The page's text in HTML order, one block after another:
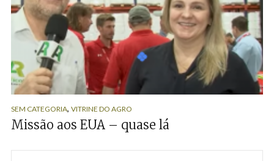
SEM CATEGORIA, VITRINE DO AGRO
Missão aos EUA – quase lá